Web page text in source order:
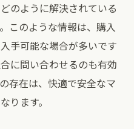
のように解決されている
このような情報は、購入
手可能な場合が多いです
に問い合わせるのも有効
存在は、快適で安全なマ
ります。